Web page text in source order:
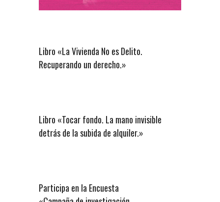
Libro «La Vivienda No es Delito.
Recuperando un derecho.»
Libro «Tocar fondo. La mano invisible
detrás de la subida de alquiler.»
Participa en la Encuesta